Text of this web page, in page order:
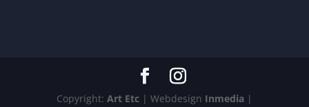
Copyright: Art Etc| Webdesign Inmedia|